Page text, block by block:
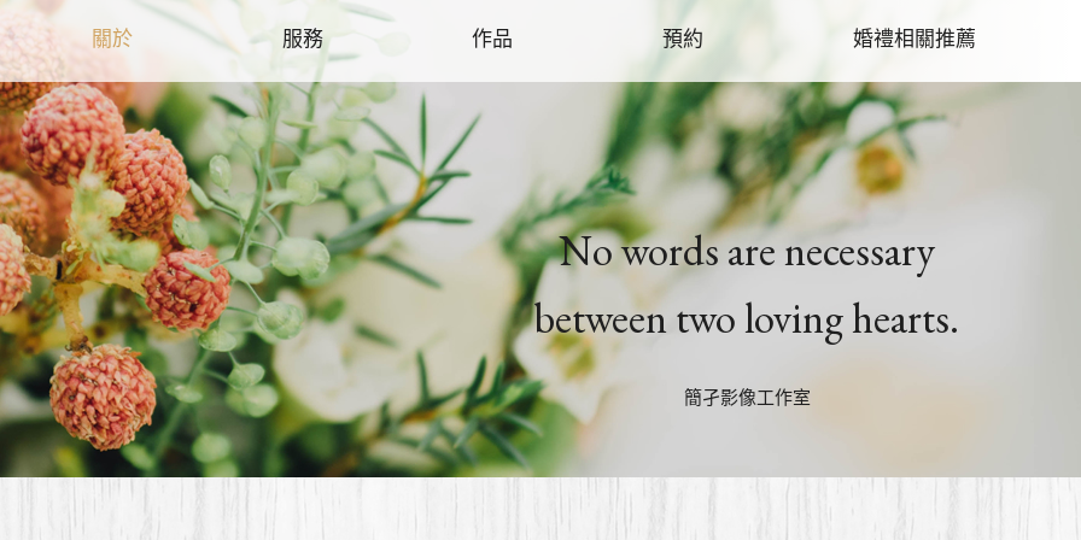
關於 服務 作品 預約 婚禮相關推薦
No words are necessary
between two loving hearts.
簡孑影像工作室